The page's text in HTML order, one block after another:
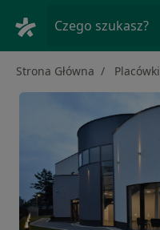
Czego szukasz?
Strona Główna Placówki